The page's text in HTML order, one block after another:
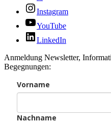
Instagram
YouTube
LinkedIn
Anmeldung Newsletter,
Begegnungen:
Vorname
Nachname